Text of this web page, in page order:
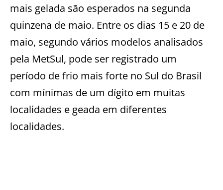
mais gelada são esperados na segunda
quinzena de maio. Entre os dias 15 e 20 de
maio, segundo vários modelos analisados
pela MetSul, pode ser registrado um
período de frio mais forte no Sul do Brasil
com mínimas de um dígito em muitas
localidades e geada em diferentes
localidades.